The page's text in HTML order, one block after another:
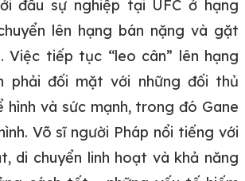
đầu sự nghiệp tại UFC ở hạng
lên hạng bán nặng và gặt
Việc tiếp tục “leo cân” lên hạng
phải đối mặt với những đối thủ
và sức mạnh, trong đó Gane
Võ sĩ người Pháp nổi tiếng với
di chuyển linh hoạt và khả năng